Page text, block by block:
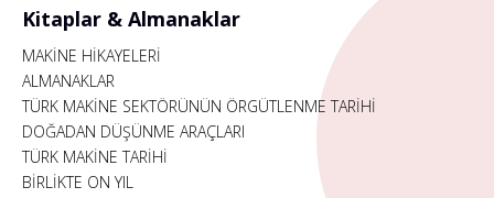
Kitaplar & Almanaklar
MAKİNE HİKAYELERİ
ALMANAKLAR
TÜRK MAKİNE SEKTÖRÜNÜN ÖRGÜTLENME TARİHİ
DOĞADAN DÜŞÜNME ARAÇLARI
TÜRK MAKİNE TARİHİ
BİRLİKTE ON YIL